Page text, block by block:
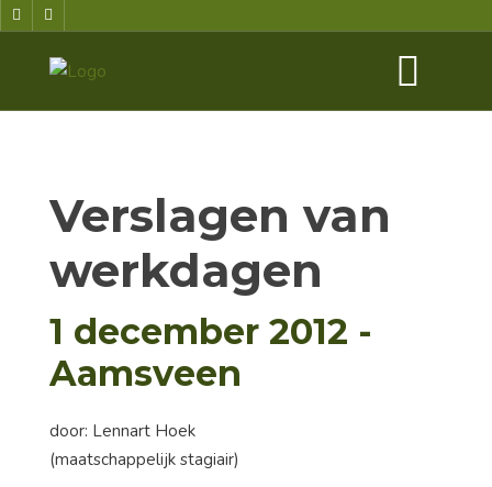
Verslagen van
werkdagen
1 december 2012 -
Aamsveen
door: Lennart Hoek
(maatschappelijk stagiair)